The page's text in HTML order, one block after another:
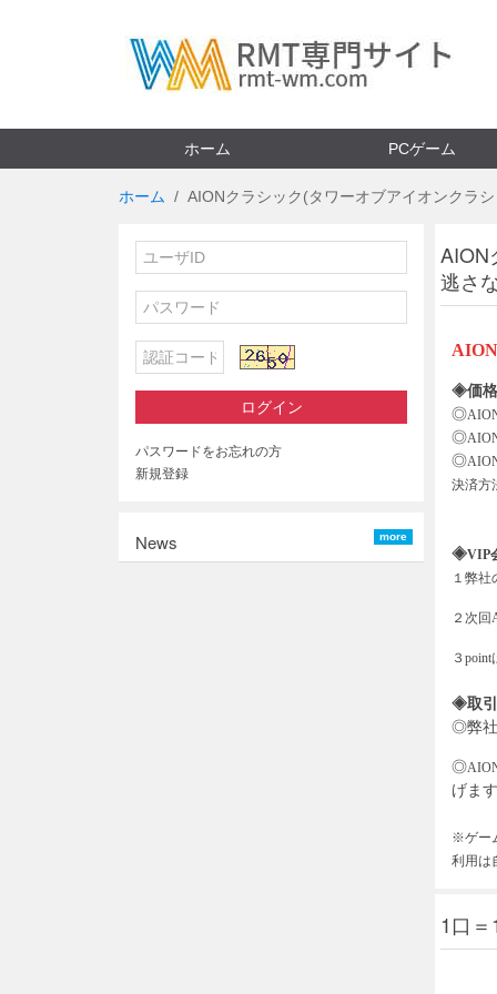
ホーム PCゲーム
ホーム AIONクラシック(タワーオブアイオンクラ
ログイン
パスワードをお忘れの方
新規登録
more
News
AION
逃さ
◈価
◎
◎
◎
決済方
◈VIP
１弊社
２次回
３ point
◈取
◎弊社
◎
げま
※ゲー
利用は
1口